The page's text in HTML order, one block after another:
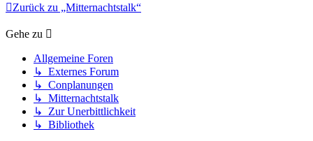
Zurück zu „Mitternachtstalk“
Gehe zu
Allgemeine Foren
↳ Externes Forum
↳ Conplanungen
↳ Mitternachtstalk
↳ Zur Unerbittlichkeit
↳ Bibliothek